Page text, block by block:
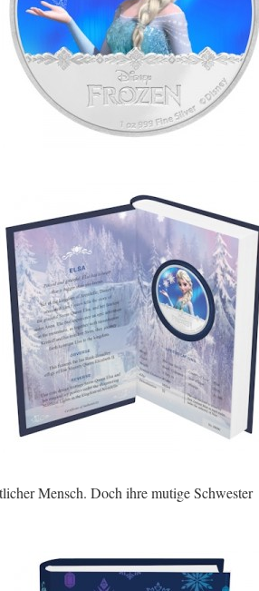
Mensch. Doch ihre mutige Schwester